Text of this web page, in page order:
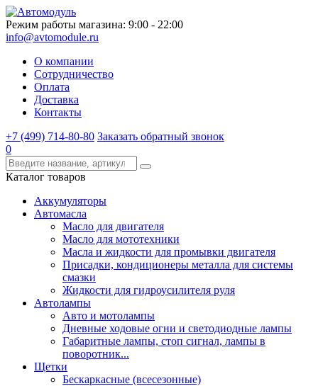
Режим работы магазина: 9:00 - 22:00
info@avtomodule.ru
О компании
Сотрудничество
Оплата
Доставка
Контакты
+7 (499) 714-80-80 Заказать обратный звонок
0
Каталог товаров
Аккумуляторы
Автомасла
Масло для двигателя
Масло для мототехники
Масла и жидкости для промывки двигателя
Присадки, кондиционеры металла для системы
смазки
Жидкости для гидроусилителя руля
Автолампы
Авто и мотолампы
Дневные ходовые огни и светодиодные лампы
Габаритные лампы, стоп сигнал, лампы в
поворотник...
Щетки
Бескаркасные (всесезонные)